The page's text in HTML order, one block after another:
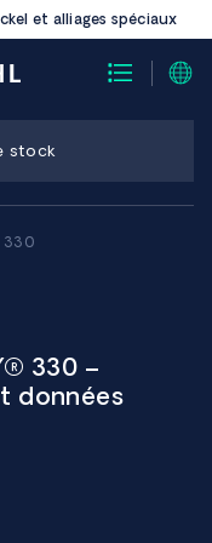
et alliages spéciaux
330
330 –
données
nickel-
mécanique à